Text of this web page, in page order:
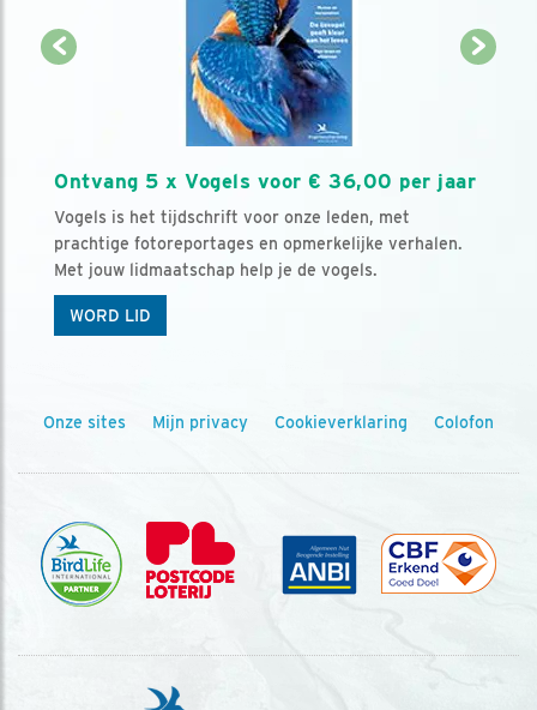
Ontvang 5 x Vogels voor € 36,00 per jaar
Vogels is het tijdschrift voor onze leden, met
prachtige fotoreportages en opmerkelijke verhalen.
Met jouw lidmaatschap help je de vogels.
WORD LID
Onze sites Mijn privacy Cookieverklaring Colofon